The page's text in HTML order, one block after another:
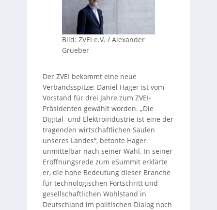
Bild: ZVEI e.V. / Alexander
Grueber
Der ZVEI bekommt eine neue
Verbandsspitze: Daniel Hager ist vom
Vorstand für drei Jahre zum ZVEI-
Präsidenten gewählt worden. „Die
Digital- und Elektroindustrie ist eine der
tragenden wirtschaftlichen Säulen
unseres Landes“, betonte Hager
unmittelbar nach seiner Wahl. In seiner
Eröffnungsrede zum eSummit erklärte
er, die hohe Bedeutung dieser Branche
für technologischen Fortschritt und
gesellschaftlichen Wohlstand in
Deutschland im politischen Dialog noch